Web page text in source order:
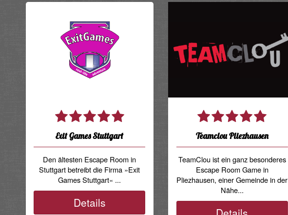
Exit Games Stuttgart
Den ältesten Escape Room in
Stuttgart betreibt die Firma »Exit
Games Stuttgart« ...
Details
Teamclou Pliezhausen
TeamClou ist ein ganz besonderes
Escape Room Game in
Pliezhausen, einer Gemeinde in der
Nähe...